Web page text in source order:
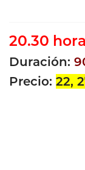
20.30
Duración:
Precio: 22,